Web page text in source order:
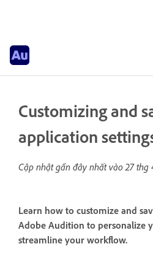
Customizing and
application
Cập nhật gần đây nhất vào27 thg
Learn how to customize and
Adobe Audition to personalize
streamline your workflow.